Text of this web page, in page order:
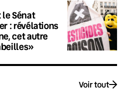
Sénat
: révélations
cet autre
Voir tout